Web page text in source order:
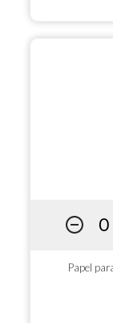
Papel